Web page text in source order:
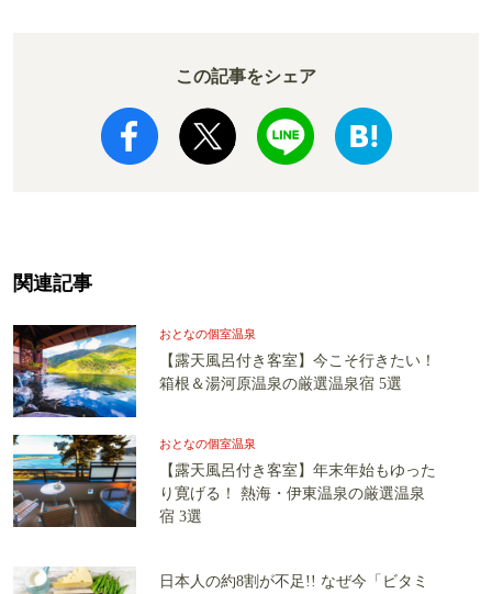
この記事をシェア
関連記事
おとなの個室温泉
【露天風呂付き客室】今こそ行きたい！
箱根＆湯河原温泉の厳選温泉宿 5選
おとなの個室温泉
【露天風呂付き客室】年末年始もゆった
り寛げる！ 熱海・伊東温泉の厳選温泉
宿 3選
日本人の約8割が不足!! なぜ今「ビタミ